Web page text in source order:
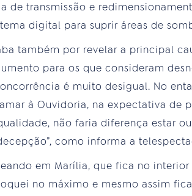
de transmissão e
digital para suprir áreas de
também por revelar a principal
para os que consideram
é muito desigual. No
à Ouvidoria, na expectativa de
não faria diferença estar
como informa a
em Marília, que fica no
no máximo e mesmo assim